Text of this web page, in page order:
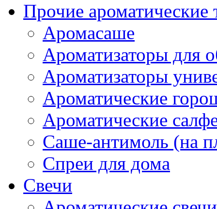
Прочие ароматические
Аромасаше
Ароматизаторы для
Ароматизаторы
Ароматические
Ароматические
Саше-антимоль (на
Спреи для дома
Свечи